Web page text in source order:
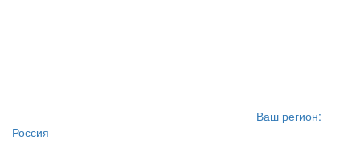
Ваш регион:
Россия